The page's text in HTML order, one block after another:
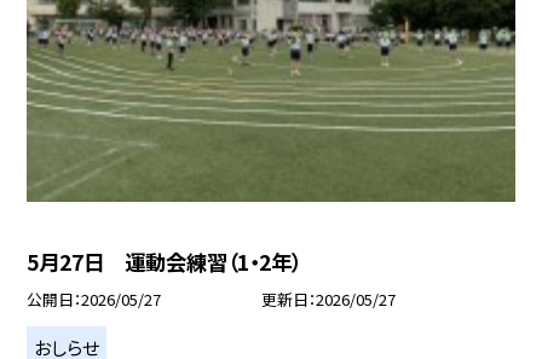
5月27日 運動会練習（1・2年）
公開日 2026/05/27 更新日 2026/05/27
おしらせ